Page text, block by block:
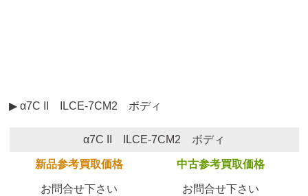
▶ α7C II ILCE-7CM2 ボディ
α7C II ILCE-7CM2 ボディ
新品参考買取価格 中古参考買取価格
お問合せ下さい お問合せ下さい